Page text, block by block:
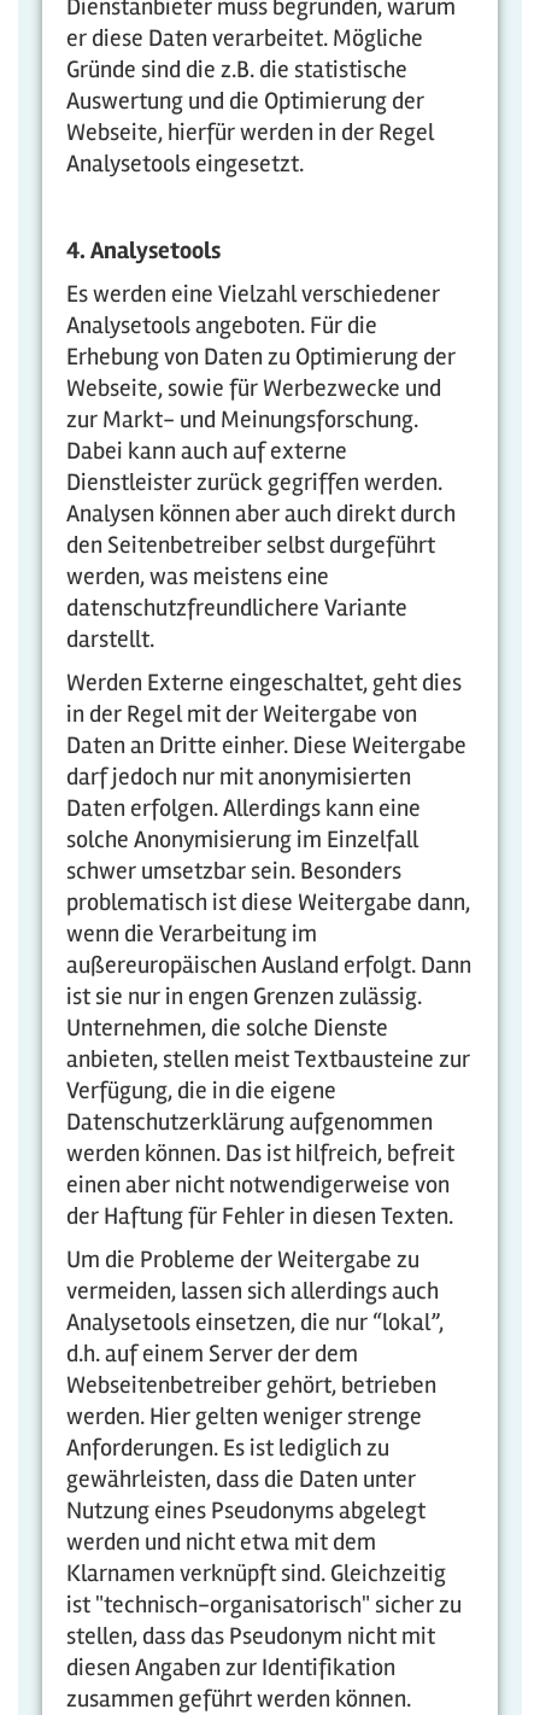
Dienstanbieter muss begründen, warum
er diese Daten verarbeitet. Mögliche
Gründe sind die z.B. die statistische
Auswertung und die Optimierung der
Webseite, hierfür werden in der Regel
Analysetools eingesetzt.
4. Analysetools
Es werden eine Vielzahl verschiedener
Analysetools angeboten. Für die
Erhebung von Daten zu Optimierung der
Webseite, sowie für Werbezwecke und
zur Markt- und Meinungsforschung.
Dabei kann auch auf externe
Dienstleister zurück gegriffen werden.
Analysen können aber auch direkt durch
den Seitenbetreiber selbst durgeführt
werden, was meistens eine
datenschutzfreundlichere Variante
darstellt.
Werden Externe eingeschaltet, geht dies
in der Regel mit der Weitergabe von
Daten an Dritte einher. Diese Weitergabe
darf jedoch nur mit anonymisierten
Daten erfolgen. Allerdings kann eine
solche Anonymisierung im Einzelfall
schwer umsetzbar sein. Besonders
problematisch ist diese Weitergabe dann,
wenn die Verarbeitung im
außereuropäischen Ausland erfolgt. Dann
ist sie nur in engen Grenzen zulässig.
Unternehmen, die solche Dienste
anbieten, stellen meist Textbausteine zur
Verfügung, die in die eigene
Datenschutzerklärung aufgenommen
werden können. Das ist hilfreich, befreit
einen aber nicht notwendigerweise von
der Haftung für Fehler in diesen Texten.
Um die Probleme der Weitergabe zu
vermeiden, lassen sich allerdings auch
Analysetools einsetzen, die nur “lokal”,
d.h. auf einem Server der dem
Webseitenbetreiber gehört, betrieben
werden. Hier gelten weniger strenge
Anforderungen. Es ist lediglich zu
gewährleisten, dass die Daten unter
Nutzung eines Pseudonyms abgelegt
werden und nicht etwa mit dem
Klarnamen verknüpft sind. Gleichzeitig
ist "technisch-organisatorisch" sicher zu
stellen, dass das Pseudonym nicht mit
diesen Angaben zur Identifikation
zusammen geführt werden können.